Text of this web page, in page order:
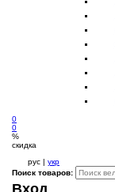
0
0
%
скидка
рус | укр
Поиск товаров:
Вход